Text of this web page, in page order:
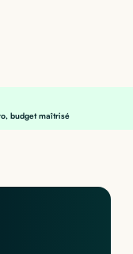
budget maîtrisé